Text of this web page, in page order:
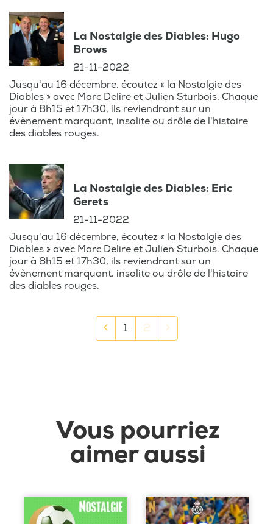
La Nostalgie des Diables: Hugo
Brows
21-11-2022
Jusqu'au 16 décembre, écoutez « la Nostalgie des
Diables » avec Marc Delire et Julien Sturbois. Chaque
jour à 8h15 et 17h30, ils reviendront sur un
évènement marquant, insolite ou drôle de l'histoire
des diables rouges.
La Nostalgie des Diables: Eric
Gerets
21-11-2022
Jusqu'au 16 décembre, écoutez « la Nostalgie des
Diables » avec Marc Delire et Julien Sturbois. Chaque
jour à 8h15 et 17h30, ils reviendront sur un
évènement marquant, insolite ou drôle de l'histoire
des diables rouges.
1 2
Vous pourriez
aimer aussi